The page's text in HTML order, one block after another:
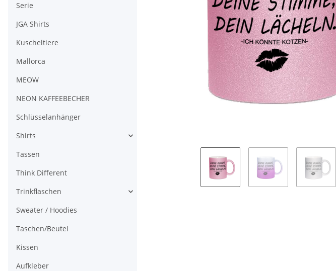
Serie
JGA Shirts
Kuscheltiere
Mallorca
MEOW
NEON KAFFEEBECHER
Schlüsselanhänger
Shirts
Tassen
Think Different
Trinkflaschen
Sweater / Hoodies
Taschen/Beutel
Kissen
Aufkleber